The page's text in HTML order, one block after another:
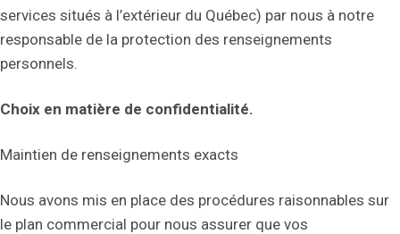
services situés à l’extérieur du Québec) par nous à notre
responsable de la protection des renseignements
personnels.
Choix en matière de confidentialité.
Maintien de renseignements exacts
Nous avons mis en place des procédures raisonnables sur
le plan commercial pour nous assurer que vos